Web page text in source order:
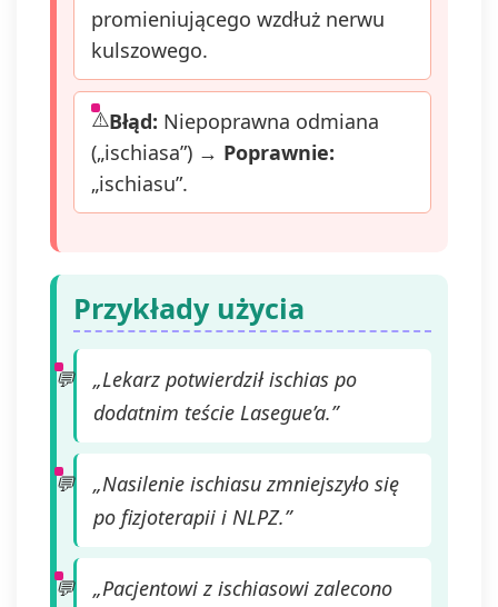
promieniującego wzdłuż nerwu
kulszowego.
Błąd: Niepoprawna odmiana
(„ischiasa”) → Poprawnie:
„ischiasu”.
Przykłady użycia
„Lekarz potwierdził ischias po
dodatnim teście Lasegue’a.”
„Nasilenie ischiasu zmniejszyło się
po fizjoterapii i NLPZ.”
„Pacjentowi z ischiasowi zalecono